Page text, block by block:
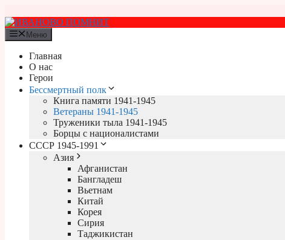
к
содержимому
Меню
Главная
О нас
Герои
Бессмертный полк
Книга памяти 1941-1945
Ветераны 1941-1945
Труженики тыла 1941-1945
Борцы с националистами
СССР 1945-1991
Азия
Афганистан
Бангладеш
Вьетнам
Китай
Корея
Сирия
Таджикистан